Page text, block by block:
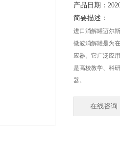
产品日期：
简要描述：
进口消解罐迈尔
微波消解罐是为
应器。它广泛应
是高校教学、科
器。
在线咨询